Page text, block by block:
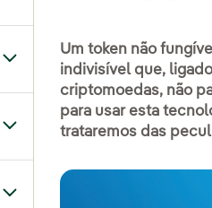
Alternar submenu de
Alternar submenu de Onde
Alternar submenu de Plano
Um token não
indivisível que,
criptomoedas, não
para usar esta
trataremos das